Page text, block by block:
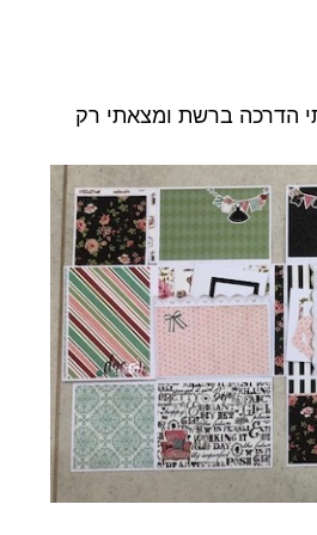
הדרכה ברשת ומצאתי רק